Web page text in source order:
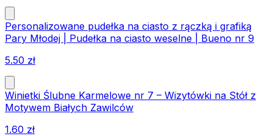
Personalizowane pudełka na ciasto z rączką i grafiką
Pary Młodej | Pudełka na ciasto weselne | Bueno nr 9
5.50 zł
Winietki Ślubne Karmelowe nr 7 – Wizytówki na Stół z
Motywem Białych Zawilców
1.60 zł